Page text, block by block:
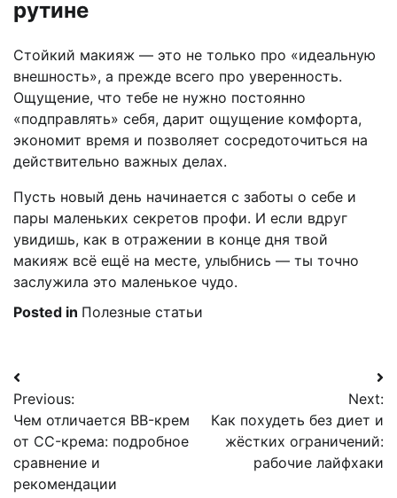
рутине
Стойкий макияж — это не только про «идеальную
внешность», а прежде всего про уверенность.
Ощущение, что тебе не нужно постоянно
«подправлять» себя, дарит ощущение комфорта,
экономит время и позволяет сосредоточиться на
действительно важных делах.
Пусть новый день начинается с заботы о себе и
пары маленьких секретов профи. И если вдруг
увидишь, как в отражении в конце дня твой
макияж всё ещё на месте, улыбнись — ты точно
заслужила это маленькое чудо.
Posted in Полезные статьи
Навигация
по
записям
Previous:
Чем отличается BB-крем
от CC-крема: подробное
сравнение и
рекомендации
Next:
Как похудеть без диет и
жёстких ограничений:
рабочие лайфхаки